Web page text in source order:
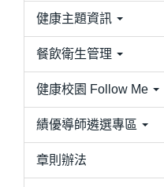
健康主題資訊
餐飲衛生管理
健康校園 Follow Me
績優導師遴選專區
章則辦法